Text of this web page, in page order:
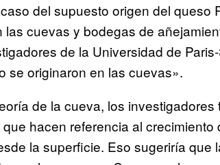
del supuesto origen del queso
cuevas y bodegas de
de la Universidad de
se originaron en las cuevas».
de la cueva, los
hacen referencia al
la superficie. Eso sugeriría que